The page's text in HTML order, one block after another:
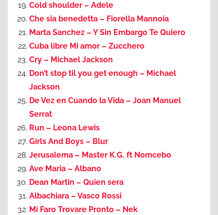
Cold shoulder – Adele
Che sia benedetta – Fiorella Mannoia
Marta Sanchez – Y Sin Embargo Te Quiero
Cuba libre Mi amor – Zucchero
Cry – Michael Jackson
Don’t stop til you get enough – Michael
Jackson
De Vez en Cuando la Vida – Joan Manuel
Serrat
Run – Leona Lewis
Girls And Boys – Blur
Jerusalema – Master K.G. ft Nomcebo
Ave Maria – Albano
Dean Martin – Quien sera
Albachiara – Vasco Rossi
Mi Faro Trovare Pronto – Nek